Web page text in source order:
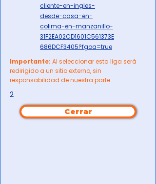
cliente-en-ingles-
desde-casa-en-
colima-en-manzanillo-
31F2EA02CD1601C561373E
686DCF3405?fgoa=true
Importante: Al seleccionar esta liga será
redirigido a un sitio externo, sin
responsabilidad de nuestra parte
2
Cerrar